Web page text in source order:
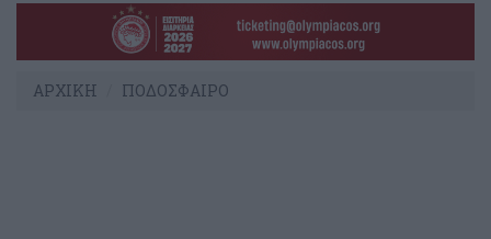
ΑΡΧΙΚΗ ΠΟΔΟΣΦΑΙΡΟ